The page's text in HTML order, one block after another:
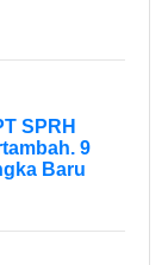
SPRH
9
Baru